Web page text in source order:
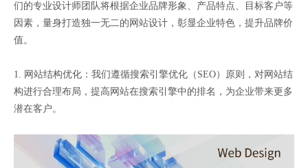
们的专业设计师团队将根据企业品牌形象、产品特点、目标客户等
因素，量身打造独一无二的网站设计，彰显企业特色，提升品牌价
值。
1. 网站结构优化：我们遵循搜索引擎优化（SEO）原则，对网站结
构进行合理布局，提高网站在搜索引擎中的排名，为企业带来更多
潜在客户。